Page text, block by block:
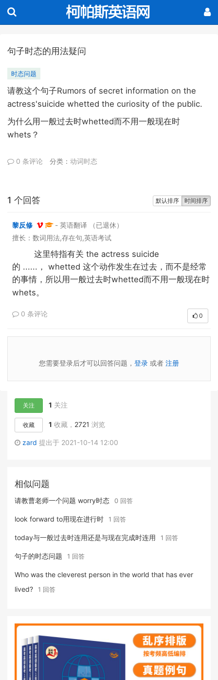
句子时态的用法疑问
时态问题
请教这个句子Rumors of secret information on the
actress'suicide whetted the curiosity of the public.
为什么用一般过去时whetted而不用一般现在时
whets ？
0 条评论 分类： 动词时态
默认排序 时间排序
1 个回答
黎反修
- 英语翻译 （已退休）
擅长：数词用法,存在句,英语考试
这里特指有关 the actress suicide
的 ......， whetted 这个动作发生在过去，而不是经常
的事情，所以用一般过去时whetted而不用一般现在时
whets。
0 条评论 0
您需要登录后才可以回答问题， 登录 或者 注册
关注 1 关注
收藏 1 收藏， 2721 浏览
zard 提出于 2021-10-14 12:00
相似问题
请教曹老师一个问题 worry时态 0 回答
look forward to用现在进行时 1 回答
today与一般过去时连用还是与现在完成时连用 1 回答
句子的时态问题 1 回答
Who was the cleverest person in the world that has ever
lived?
1 回答